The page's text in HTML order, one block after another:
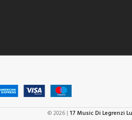
© 2026 | 17 Music Di Legrenzi